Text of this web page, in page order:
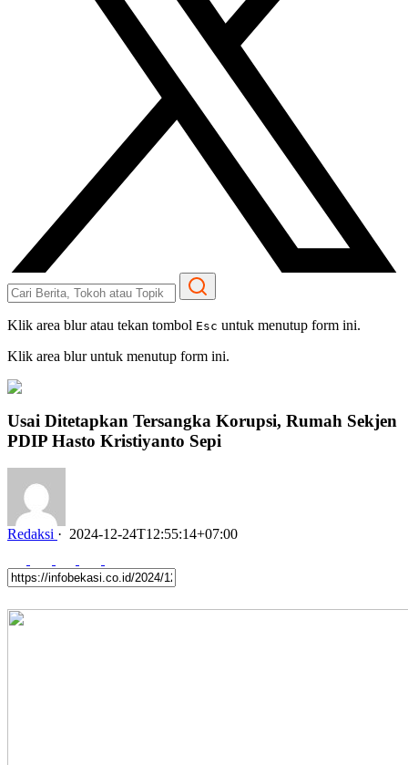
Klik area blur atau tekan tombol Esc untuk menutup form ini.
Klik area blur untuk menutup form ini.
Usai Ditetapkan Tersangka Korupsi, Rumah Sekjen
PDIP Hasto Kristiyanto Sepi
Redaksi · 2024-12-24T12:55:14+07:00